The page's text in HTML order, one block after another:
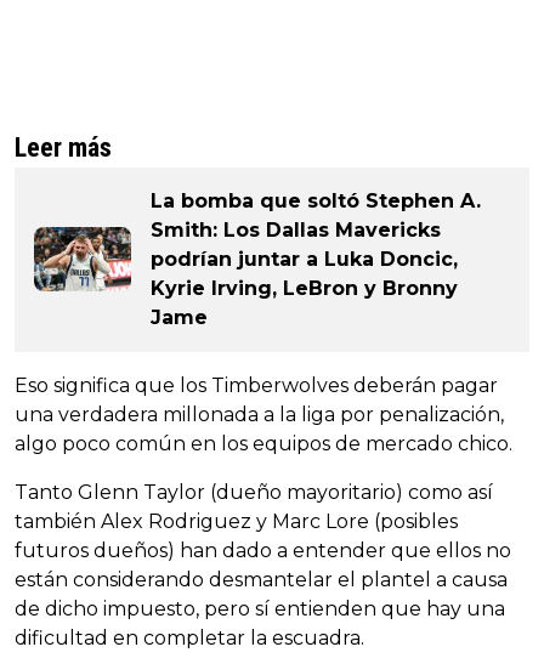
Leer más
La bomba que soltó Stephen A.
Smith: Los Dallas Mavericks
podrían juntar a Luka Doncic,
Kyrie Irving, LeBron y Bronny
Jame
Eso significa que los Timberwolves deberán pagar
una verdadera millonada a la liga por penalización,
algo poco común en los equipos de mercado chico.
Tanto Glenn Taylor (dueño mayoritario) como así
también Alex Rodriguez y Marc Lore (posibles
futuros dueños) han dado a entender que ellos no
están considerando desmantelar el plantel a causa
de dicho impuesto, pero sí entienden que hay una
dificultad en completar la escuadra.